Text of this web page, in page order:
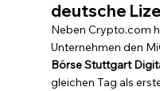
deutsche
Neben Crypto.com
Unternehmen den
Börse Stuttgart
gleichen Tag als